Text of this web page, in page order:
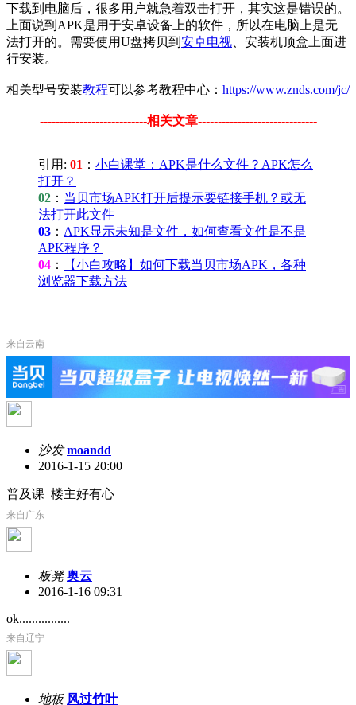
下载到电脑后，很多用户就急着双击打开，其实这是错误的。
上面说到APK是用于安卓设备上的软件，所以在电脑上是无
法打开的。需要使用U盘拷贝到 安卓电视 、安装机顶盒上面进
行安装。
相关型号安装教程可以参考教程中心： https://www.znds.com/jc/
---------------------------相关文章------------------------------
引用: 01 ： 小白课堂：APK是什么文件？APK怎么
打开？
02 ： 当贝市场APK打开后提示要链接手机？或无
法打开此文件
03 ： APK显示未知是文件，如何查看文件是不是
APK程序？
04 ：
【小白攻略】如何下载当贝市场APK，各种
浏览器下载方法
来自云南
沙发 moandd
2016-1-15 20:00
普及课 楼主好有心
来自广东
板凳 奥云
2016-1-16 09:31
ok................
来自辽宁
地板 风过竹叶